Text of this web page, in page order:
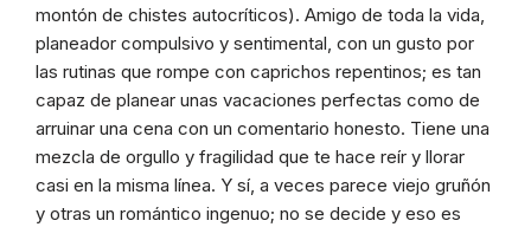
montón de chistes autocríticos). Amigo de toda la vida,
planeador compulsivo y sentimental, con un gusto por
las rutinas que rompe con caprichos repentinos; es tan
capaz de planear unas vacaciones perfectas como de
arruinar una cena con un comentario honesto. Tiene una
mezcla de orgullo y fragilidad que te hace reír y llorar
casi en la misma línea. Y sí, a veces parece viejo gruñón
y otras un romántico ingenuo; no se decide y eso es